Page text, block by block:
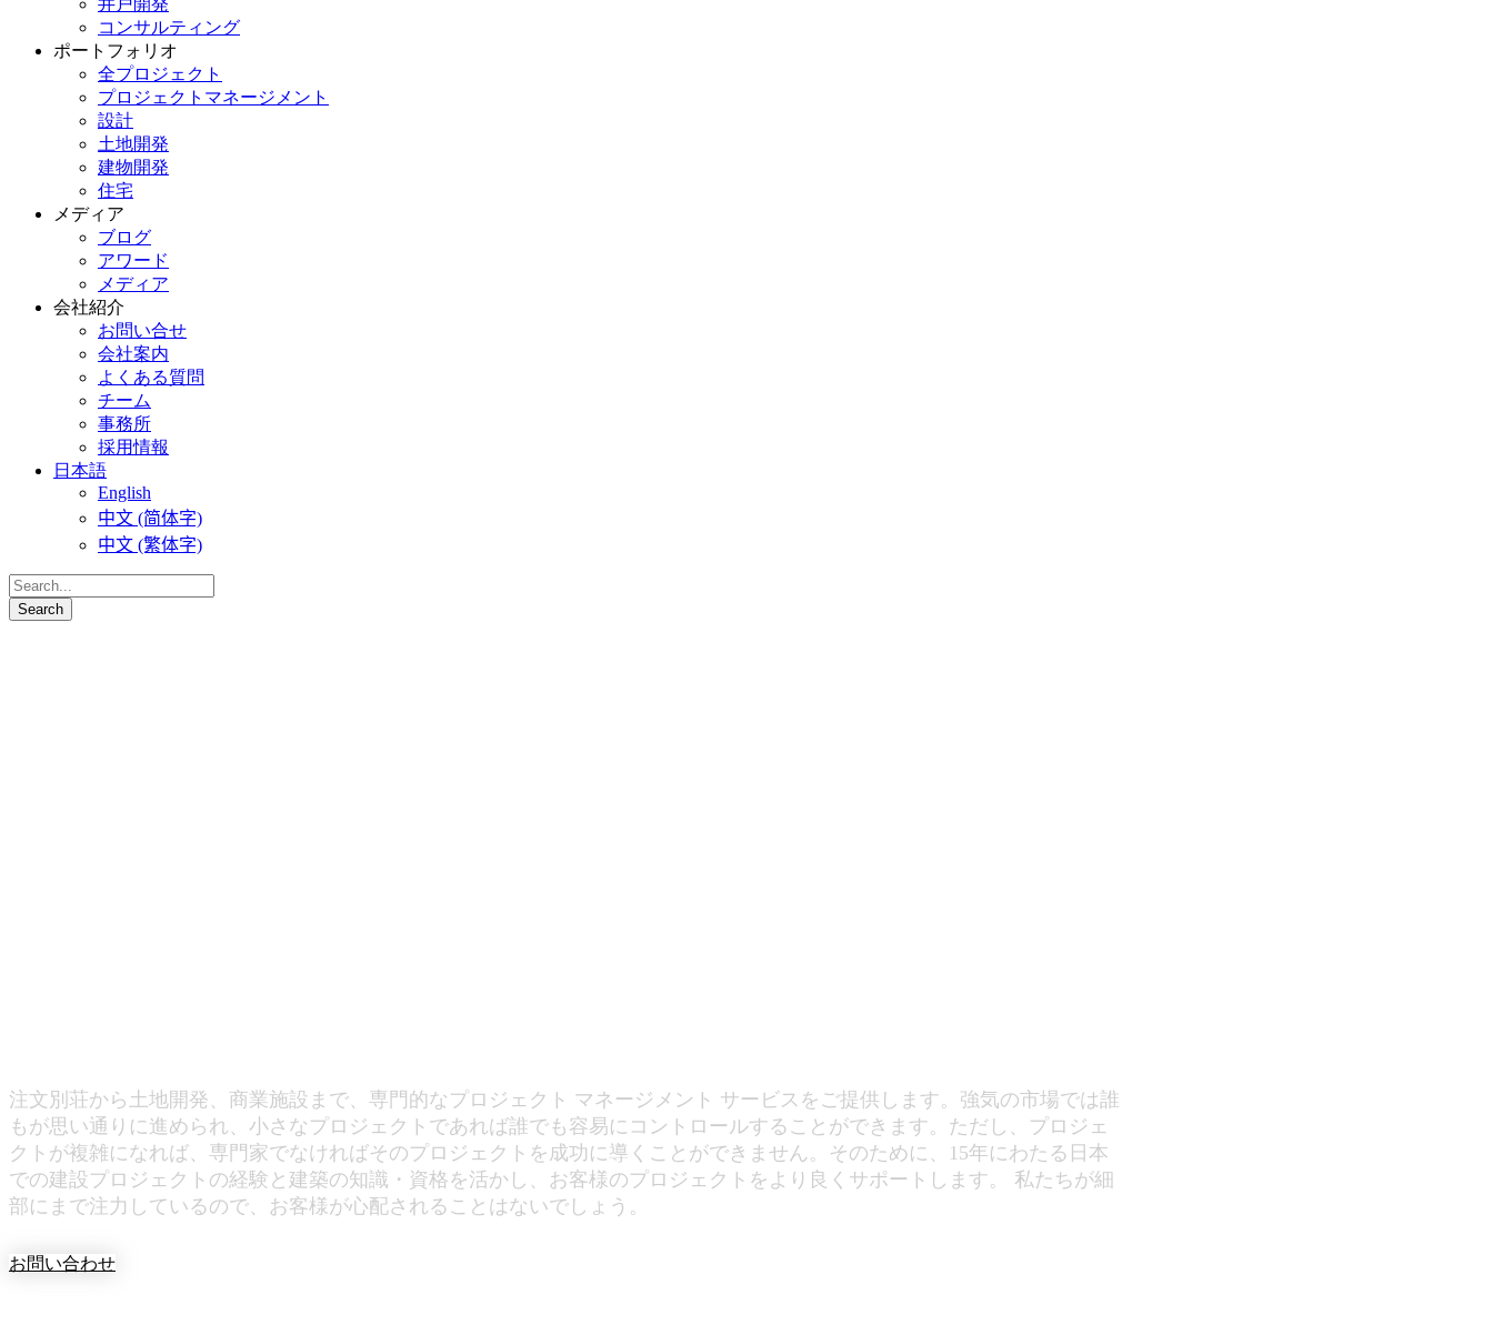
井戸開発
コンサルティング
ポートフォリオ
全プロジェクト
プロジェクトマネージメント
設計
土地開発
建物開発
住宅
メディア
ブログ
アワード
メディア
会社紹介
お問い合せ
会社案内
よくある質問
チーム
事務所
採用情報
日本語
English
中文 (简体字)
中文 (繁体字)
注文別荘から土地開発、商業施設まで、専門的なプロジェクト マネージメント サービスをご提供します。強気の市場では誰
もが思い通りに進められ、小さなプロジェクトであれば誰でも容易にコントロールすることができます。ただし、プロジェ
クトが複雑になれば、専門家でなければそのプロジェクトを成功に導くことができません。そのために、15年にわたる日本
での建設プロジェクトの経験と建築の知識・資格を活かし、お客様のプロジェクトをより良くサポートします。 私たちが細
部にまで注力しているので、お客様が心配されることはないでしょう。
お問い合わせ